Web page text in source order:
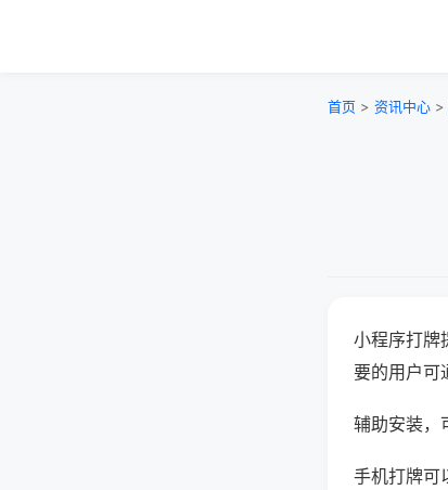
首页 > 资讯中心 >
小程序打牌
要的用户可
辅助安装，
手机打牌可